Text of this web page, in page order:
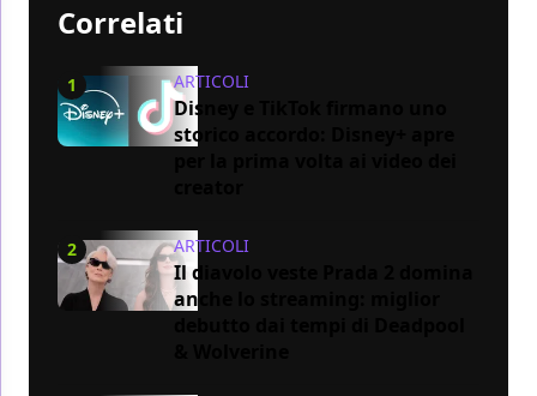
Correlati
1 ARTICOLI
Disney e TikTok firmano uno
storico accordo: Disney+ apre
2 ARTICOLI
Il diavolo veste Prada 2 domina
anche lo streaming: miglior